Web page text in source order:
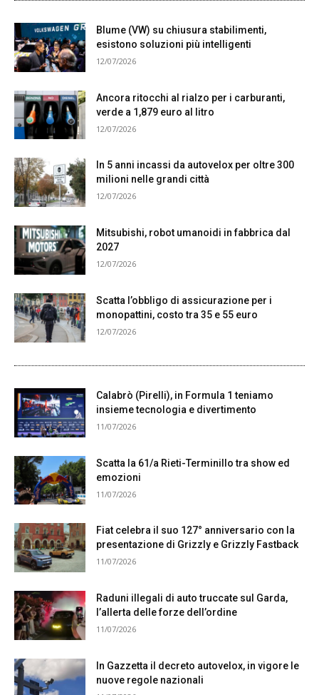
Blume (VW) su chiusura stabilimenti,
esistono soluzioni più intelligenti
12/07/2026
Ancora ritocchi al rialzo per i carburanti,
verde a 1,879 euro al litro
12/07/2026
In 5 anni incassi da autovelox per oltre 300
milioni nelle grandi città
12/07/2026
Mitsubishi, robot umanoidi in fabbrica dal
2027
12/07/2026
Scatta l’obbligo di assicurazione per i
monopattini, costo tra 35 e 55 euro
12/07/2026
Calabrò (Pirelli), in Formula 1 teniamo
insieme tecnologia e divertimento
11/07/2026
Scatta la 61/a Rieti-Terminillo tra show ed
emozioni
11/07/2026
Fiat celebra il suo 127° anniversario con la
presentazione di Grizzly e Grizzly Fastback
11/07/2026
Raduni illegali di auto truccate sul Garda,
l’allerta delle forze dell’ordine
11/07/2026
In Gazzetta il decreto autovelox, in vigore le
nuove regole nazionali